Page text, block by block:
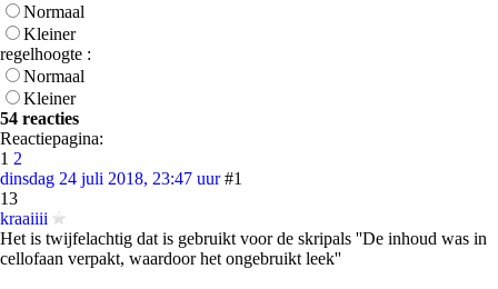
Normaal
Kleiner
regelhoogte :
Normaal
Kleiner
54 reacties
Reactiepagina:
1 2
dinsdag 24 juli 2018, 23:47 uur #1
13
kraaiiii
Het is twijfelachtig dat is gebruikt voor de skripals ''De inhoud was in
cellofaan verpakt, waardoor het ongebruikt leek''